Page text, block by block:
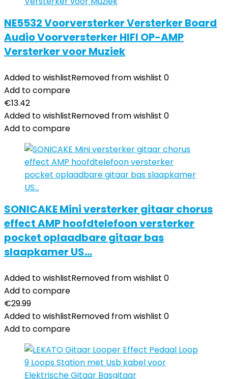
NE5532 Voorversterker Versterker Board
Audio Voorversterker HIFI OP-AMP
Versterker voor Muziek
Added to wishlistRemoved from wishlist 0
Add to compare
€13.42
Added to wishlistRemoved from wishlist 0
Add to compare
SONICAKE Mini versterker gitaar chorus
effect AMP hoofdtelefoon versterker
pocket oplaadbare gitaar bas
slaapkamer US…
Added to wishlistRemoved from wishlist 0
Add to compare
€29.99
Added to wishlistRemoved from wishlist 0
Add to compare